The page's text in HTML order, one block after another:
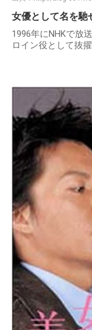
女優として名を馳
1996年にNHKで放
ロイン役として抜